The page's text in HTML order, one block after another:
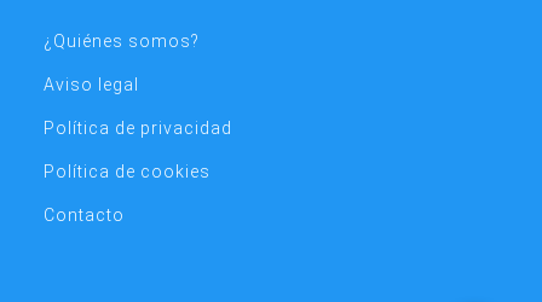
¿Quiénes somos?
Aviso legal
Política de privacidad
Política de cookies
Contacto